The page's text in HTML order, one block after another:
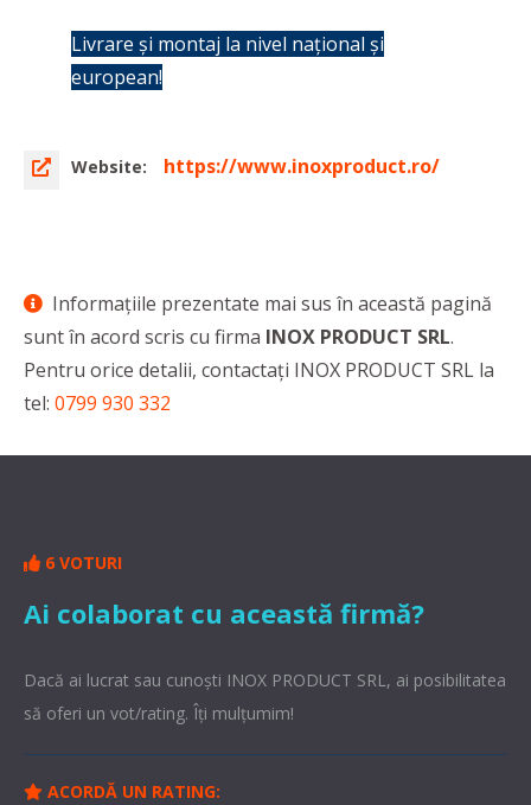
Livrare și montaj la nivel național și
european!
Website: https://www.inoxproduct.ro/
Informaţiile prezentate mai sus în această pagină
sunt în acord scris cu firma INOX PRODUCT SRL.
Pentru orice detalii, contactaţi INOX PRODUCT SRL la
tel: 0799 930 332
6 VOTURI
Ai colaborat cu această firmă?
Dacă ai lucrat sau cunoşti INOX PRODUCT SRL, ai posibilitatea
să oferi un vot/rating. Îți mulțumim!
ACORDĂ UN RATING: